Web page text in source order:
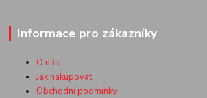
Informace pro zákazníky
O nás
Jak nakupovat
Obchodní podmínky